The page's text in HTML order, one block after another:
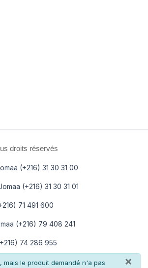
×
mais le produit demandé n'a pas
droits réservés
(+216) 31 30 31 00
(+216) 31 30 31 01
71 491 600
(+216) 79 408 241
74 286 955
73 812 100